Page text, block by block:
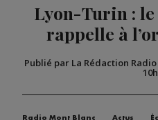
Lyon-Turin :
rappelle à
Publié par La Rédaction
Radio Mont Blanc Actus